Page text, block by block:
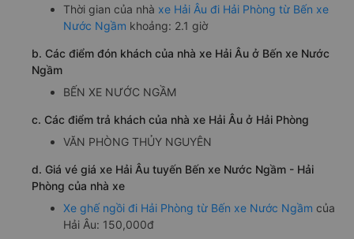
Thời gian của nhà xe Hải Âu đi Hải Phòng từ Bến xe
Nước Ngầm khoảng: 2.1 giờ
b. Các điểm đón khách của nhà xe Hải Âu ở Bến xe Nước
Ngầm
BẾN XE NƯỚC NGẦM
c. Các điểm trả khách của nhà xe Hải Âu ở Hải Phòng
VĂN PHÒNG THỦY NGUYÊN
d. Giá vé giá xe Hải Âu tuyến Bến xe Nước Ngầm - Hải
Phòng của nhà xe
Xe ghế ngồi đi Hải Phòng từ Bến xe Nước Ngầm của
Hải Âu: 150,000đ